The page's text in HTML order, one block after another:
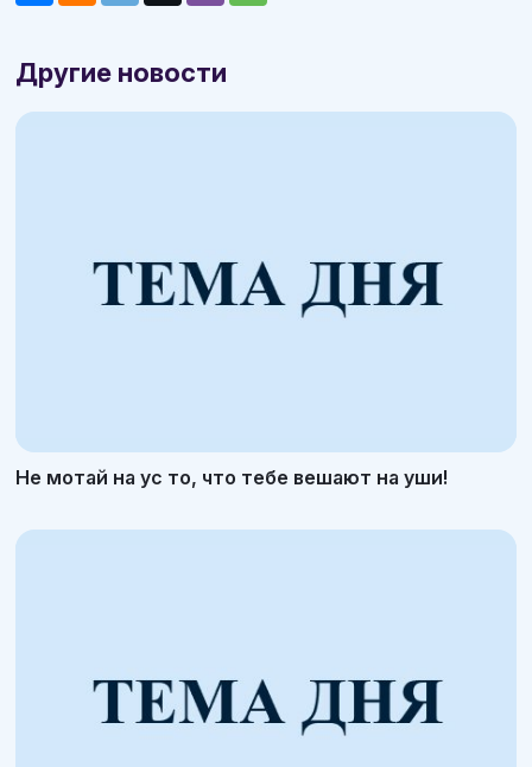
Другие новости
Не мотай на ус то, что тебе вешают на уши!